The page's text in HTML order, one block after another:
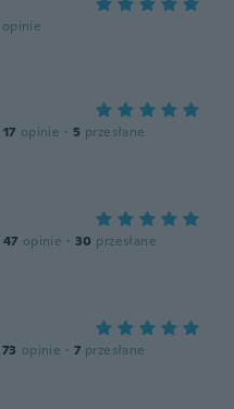
opinie
17 opinie · 5 przesłane
47 opinie · 30 przesłane
73 opinie · 7 przesłane